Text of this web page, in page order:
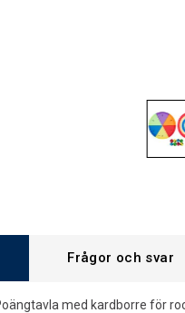
Frågor och svar
med kardborre för